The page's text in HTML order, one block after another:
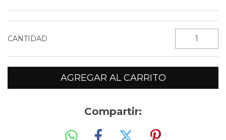
CANTIDAD
Compartir: